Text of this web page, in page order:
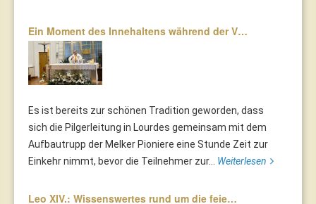
Ein Moment des Innehaltens während der V…
Es ist bereits zur schönen Tradition geworden, dass
sich die Pilgerleitung in Lourdes gemeinsam mit dem
Aufbautrupp der Melker Pioniere eine Stunde Zeit zur
Einkehr nimmt, bevor die Teilnehmer zur... Weiterlesen
Leo XIV.: Wissenswertes rund um die feie…